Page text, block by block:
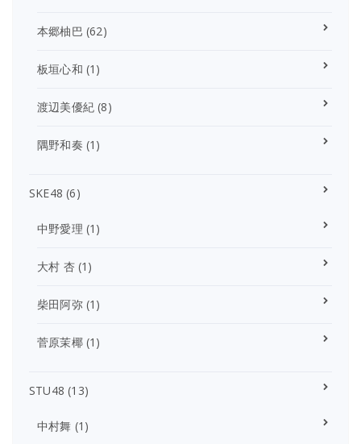
本郷柚巴 (62)
板垣心和 (1)
渡辺美優紀 (8)
隅野和奏 (1)
SKE48 (6)
中野愛理 (1)
大村 杏(1)
柴田阿弥(1)
菅原茉椰(1)
STU48 (13)
中村舞 (1)